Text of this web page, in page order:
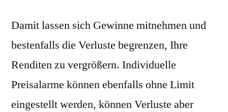
Damit lassen sich Gewinne mitnehmen und
bestenfalls die Verluste begrenzen, Ihre
Renditen zu vergrößern. Individuelle
Preisalarme können ebenfalls ohne Limit
eingestellt werden, können Verluste aber